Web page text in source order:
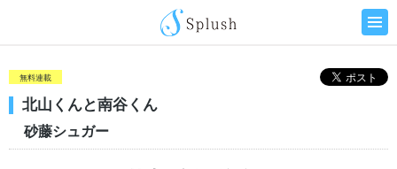
無料連載
北山くんと南谷くん
砂藤シュガー